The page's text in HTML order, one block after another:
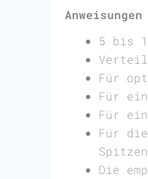
Anweisungen
5 bis
Für
Für
Für
Für
Spitzen.
Die